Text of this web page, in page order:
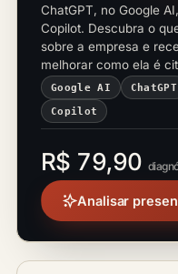
ChatGPT, no Google
Copilot. Descubra o
sobre a empresa e
melhorar como ela é
Google AI ChatGPT
Copilot
R$ 79,90
Analisar